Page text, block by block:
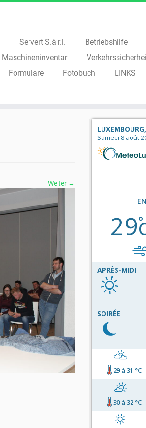
Servert S.à r.l. Betriebshilfe
Maschineninventar
Formulare Fotobuch LINKS
Weiter →
Samedi 8 août
29c
APRÈS-MIDI
SOIRÉE
29 à 31 °C
30 à 32 °C